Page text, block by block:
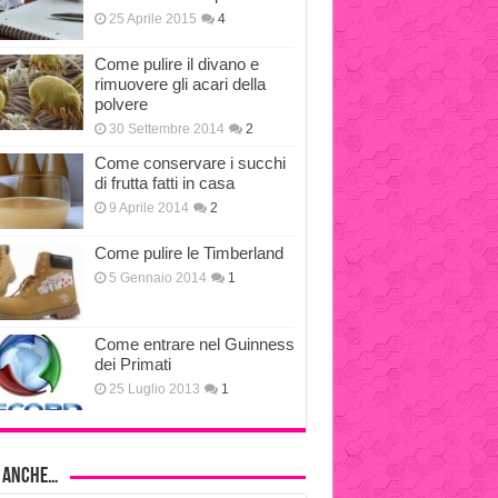
25 Aprile 2015 4
Come pulire il divano e
rimuovere gli acari della
polvere
30 Settembre 2014 2
Come conservare i succhi
di frutta fatti in casa
9 Aprile 2014 2
Come pulire le Timberland
5 Gennaio 2014 1
Come entrare nel Guinness
dei Primati
25 Luglio 2013 1
anche…